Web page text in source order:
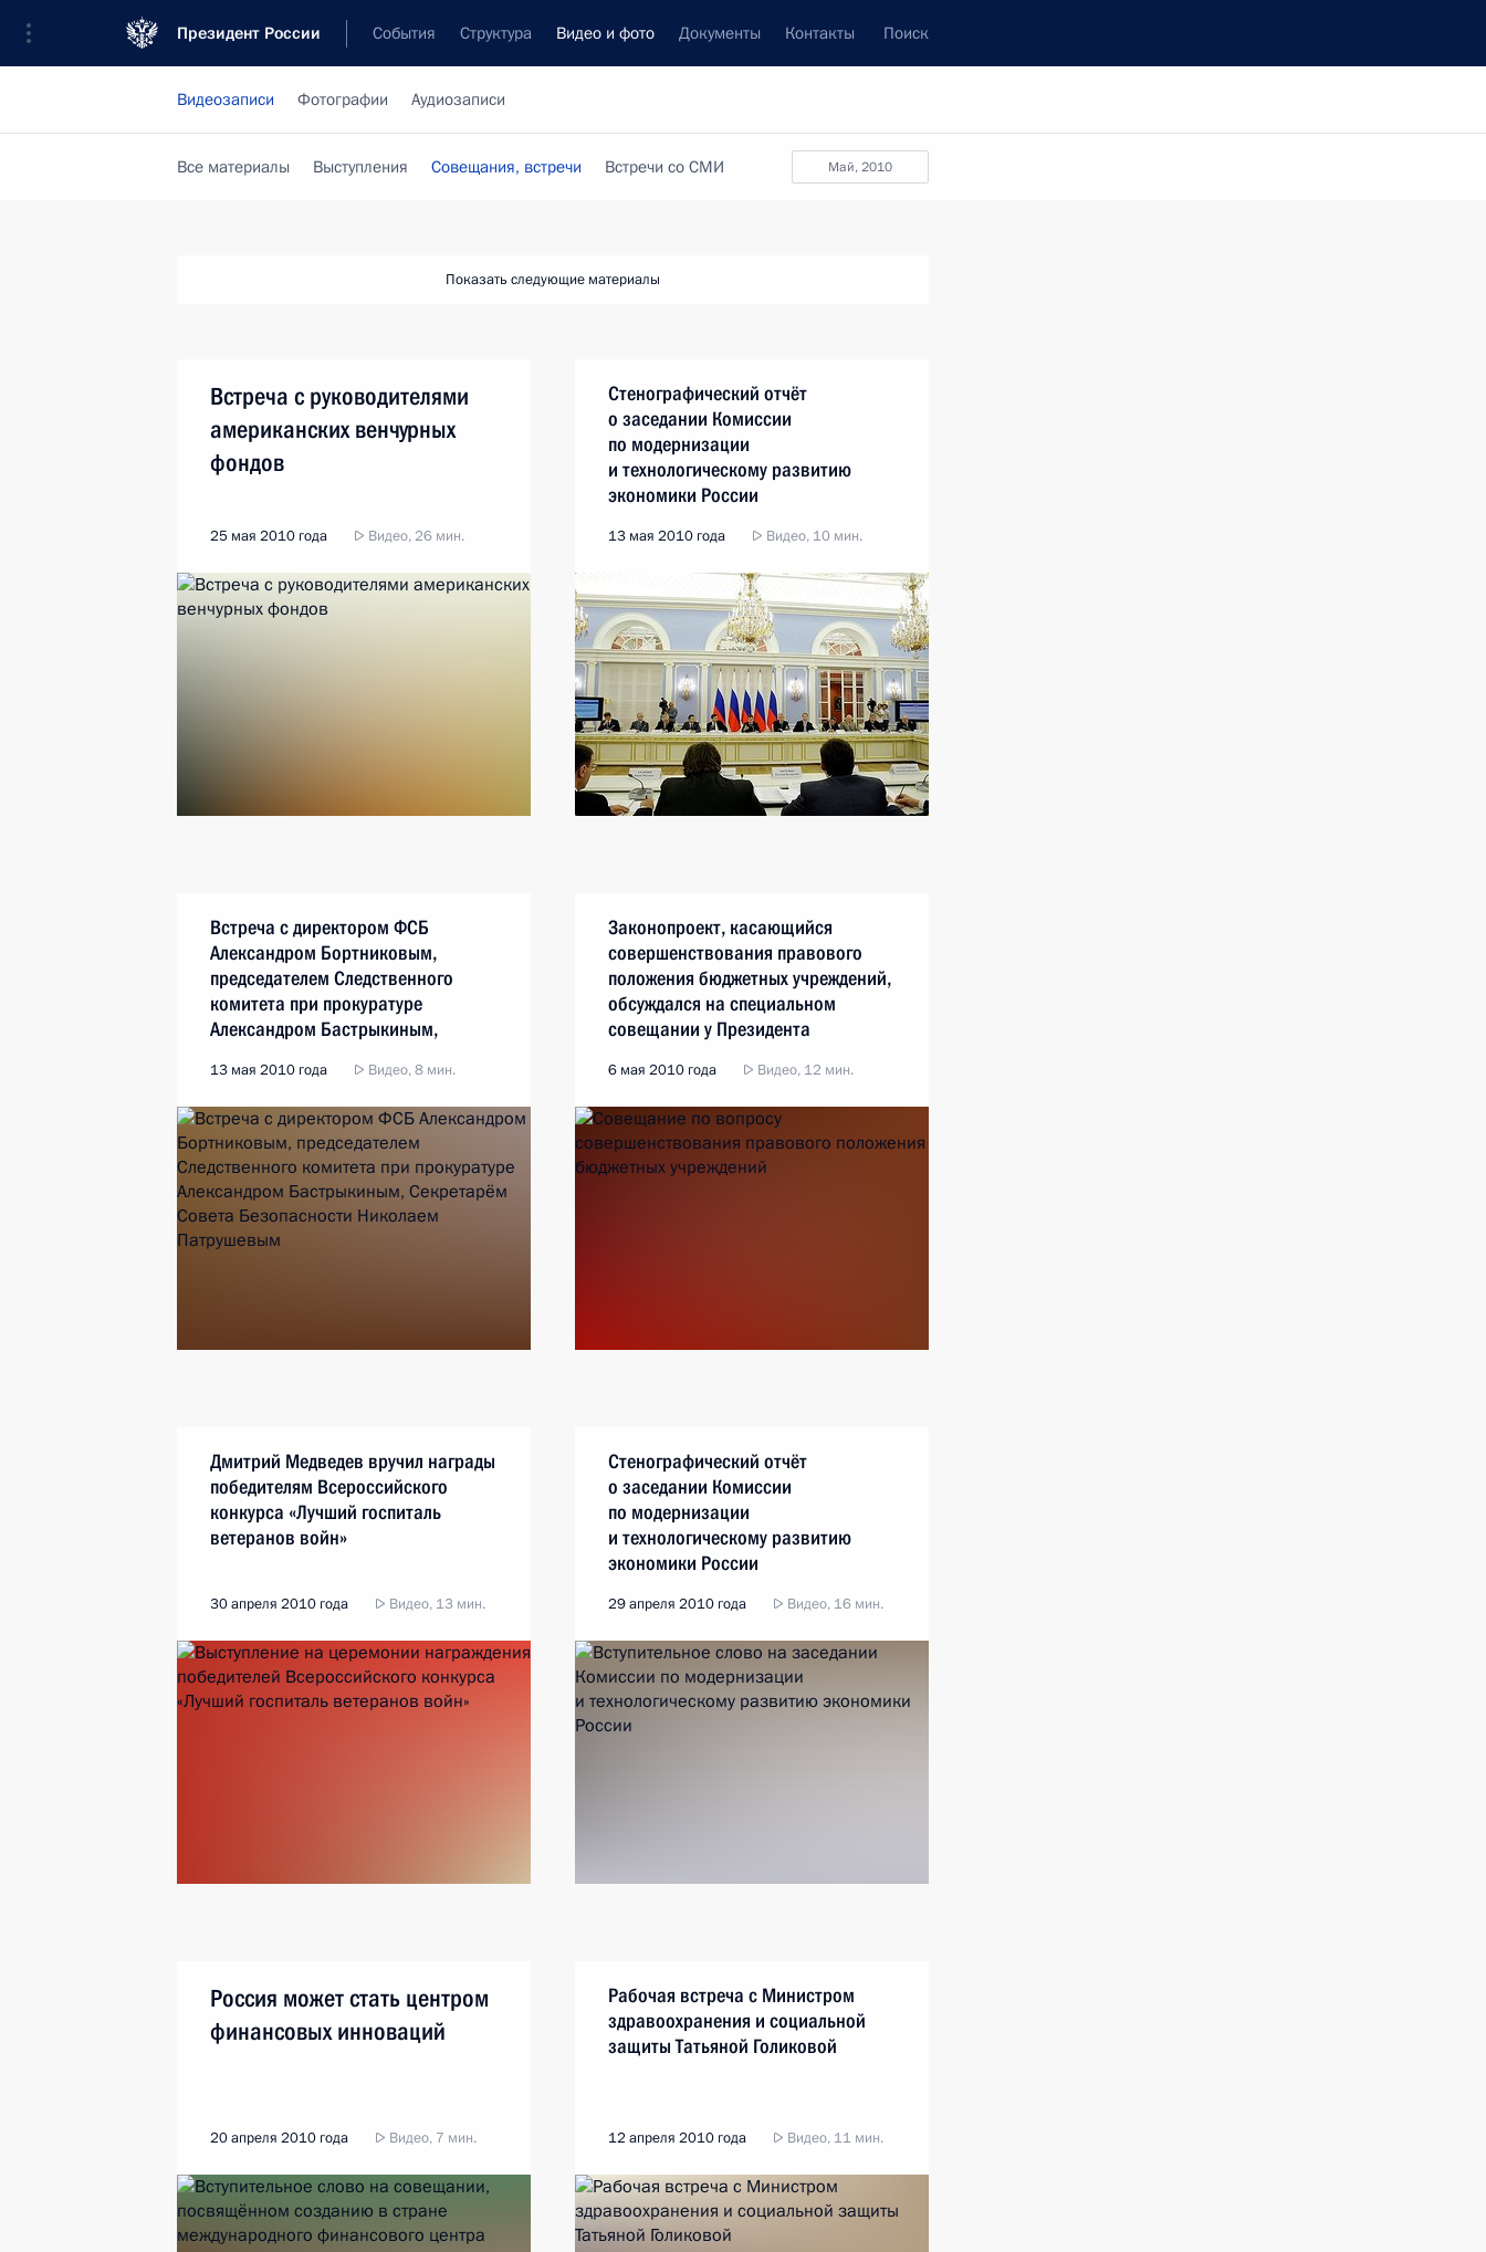
Президент России События Структура Видео и фото Документы Контакты Поиск
Видеозаписи Фотографии Аудиозаписи
май, 2010
Все материалы Выступления Совещания, встречи Встречи со СМИ
Показать следующие материалы
Встреча с руководителями
американских венчурных
фондов
25 мая 2010 года Видео, 26 мин.
Стенографический отчёт
о заседании Комиссии
по модернизации
и технологическому развитию
экономики России
13 мая 2010 года Видео, 10 мин.
Встреча с директором ФСБ
Александром Бортниковым,
председателем Следственного
комитета при прокуратуре
Александром Бастрыкиным,
Николаем Патрушевым
13 мая 2010 года Видео, 8 мин.
Законопроект, касающийся
совершенствования правового
положения бюджетных учреждений,
обсуждался на специальном
совещании у Президента
6 мая 2010 года Видео, 12 мин.
Дмитрий Медведев вручил награды
победителям Всероссийского
конкурса «Лучший госпиталь
ветеранов войн»
30 апреля 2010 года Видео, 13 мин.
Стенографический отчёт
о заседании Комиссии
по модернизации
и технологическому развитию
экономики России
29 апреля 2010 года Видео, 16 мин.
Россия может стать центром
финансовых инноваций
20 апреля 2010 года Видео, 7 мин.
Рабочая встреча с Министром
здравоохранения и социальной
защиты Татьяной Голиковой
12 апреля 2010 года Видео, 11 мин.